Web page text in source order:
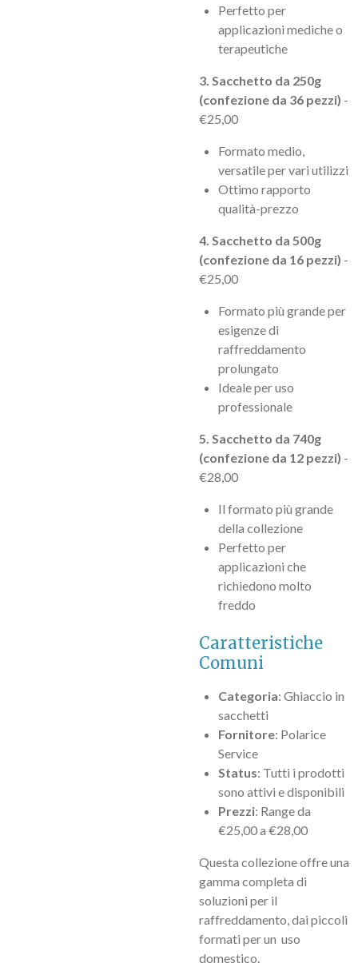
Perfetto per
applicazioni mediche o
terapeutiche
3. Sacchetto da 250g
(confezione da 36 pezzi) -
€25,00
Formato medio,
versatile per vari utilizzi
Ottimo rapporto
qualità-prezzo
4. Sacchetto da 500g
(confezione da 16 pezzi) -
€25,00
Formato più grande per
esigenze di
raffreddamento
prolungato
Ideale per uso
professionale
5. Sacchetto da 740g
(confezione da 12 pezzi) -
€28,00
Il formato più grande
della collezione
Perfetto per
applicazioni che
richiedono molto
freddo
Caratteristiche
Comuni
Categoria: Ghiaccio in
sacchetti
Fornitore: Polarice
Service
Status: Tutti i prodotti
sono attivi e disponibili
Prezzi: Range da
€25,00 a €28,00
Questa collezione offre una
gamma completa di
soluzioni per il
raffreddamento, dai piccoli
formati per un uso
domestico.